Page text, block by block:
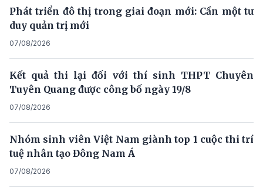
Phát triển đô thị trong giai đoạn mới: Cần một tư
duy quản trị mới
07/08/2026
Kết quả thi lại đối với thí sinh THPT Chuyên
Tuyên Quang được công bố ngày 19/8
07/08/2026
Nhóm sinh viên Việt Nam giành top 1 cuộc thi trí
tuệ nhân tạo Đông Nam Á
07/08/2026